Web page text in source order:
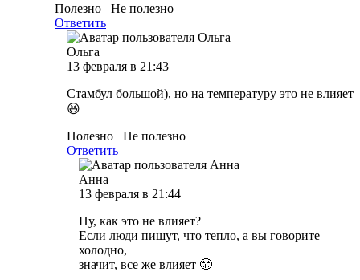
Полезно
Не полезно
Ответить
Ольга
13 февраля в 21:43
Стамбул большой), но на температуру это не влияет
😆
Полезно
Не полезно
Ответить
Анна
13 февраля в 21:44
Ну, как это не влияет?
Если люди пишут, что тепло, а вы говорите
холодно,
значит, все же влияет 😤